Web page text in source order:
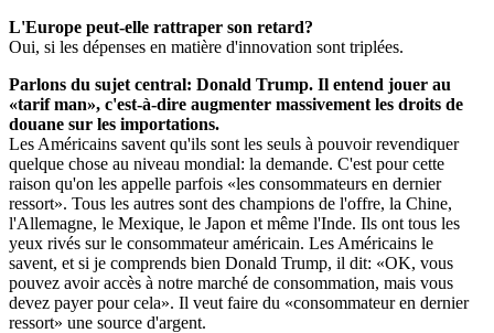
L'Europe peut-elle rattraper son retard?
Oui, si les dépenses en matière d'innovation sont triplées.
Parlons du sujet central: Donald Trump. Il entend jouer au
«tarif man», c'est-à-dire augmenter massivement les droits de
douane sur les importations.
Les Américains savent qu'ils sont les seuls à pouvoir revendiquer
quelque chose au niveau mondial: la demande. C'est pour cette
raison qu'on les appelle parfois «les consommateurs en dernier
ressort». Tous les autres sont des champions de l'offre, la Chine,
l'Allemagne, le Mexique, le Japon et même l'Inde. Ils ont tous les
yeux rivés sur le consommateur américain. Les Américains le
savent, et si je comprends bien Donald Trump, il dit: «OK, vous
pouvez avoir accès à notre marché de consommation, mais vous
devez payer pour cela». Il veut faire du «consommateur en dernier
ressort» une source d'argent.